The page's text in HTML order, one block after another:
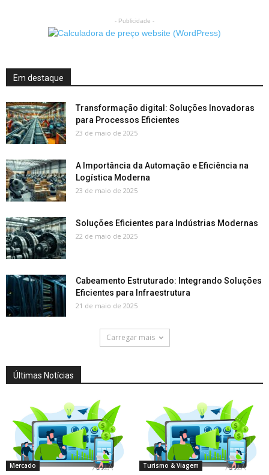
- Publicidade -
Em destaque
Transformação digital: Soluções Inovadoras
para Processos Eficientes
23 de maio de 2025
A Importância da Automação e Eficiência na
Logística Moderna
23 de maio de 2025
Soluções Eficientes para Indústrias Modernas
22 de maio de 2025
Cabeamento Estruturado: Integrando Soluções
Eficientes para Infraestrutura
21 de maio de 2025
Carregar mais
Últimas Notícias
Mercado Turismo & Viagem